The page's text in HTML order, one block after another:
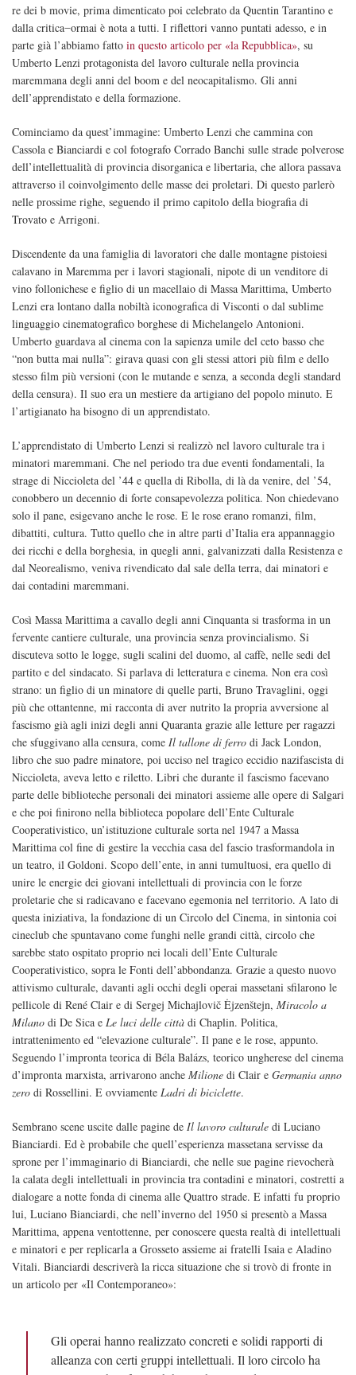
re dei b movie, prima dimenticato poi celebrato da Quentin Tarantino e
dalla critica ̶ ormai è nota a tutti. I riflettori vanno puntati adesso, e in
parte già l’abbiamo fatto in questo articolo per «la Repubblica», su
Umberto Lenzi protagonista del lavoro culturale nella provincia
maremmana degli anni del boom e del neocapitalismo. Gli anni
dell’apprendistato e della formazione.
Cominciamo da quest’immagine: Umberto Lenzi che cammina con
Cassola e Bianciardi e col fotografo Corrado Banchi sulle strade polverose
dell’intellettualità di provincia disorganica e libertaria, che allora passava
attraverso il coinvolgimento delle masse dei proletari. Di questo parlerò
nelle prossime righe, seguendo il primo capitolo della biografia di
Trovato e Arrigoni.
Discendente da una famiglia di lavoratori che dalle montagne pistoiesi
calavano in Maremma per i lavori stagionali, nipote di un venditore di
vino follonichese e figlio di un macellaio di Massa Marittima, Umberto
Lenzi era lontano dalla nobiltà iconografica di Visconti o dal sublime
linguaggio cinematografico borghese di Michelangelo Antonioni.
Umberto guardava al cinema con la sapienza umile del ceto basso che
“non butta mai nulla”: girava quasi con gli stessi attori più film e dello
stesso film più versioni (con le mutande e senza, a seconda degli standard
della censura). Il suo era un mestiere da artigiano del popolo minuto. E
l’artigianato ha bisogno di un apprendistato.
L’apprendistato di Umberto Lenzi si realizzò nel lavoro culturale tra i
minatori maremmani. Che nel periodo tra due eventi fondamentali, la
strage di Niccioleta del ’44 e quella di Ribolla, di là da venire, del ’54,
conobbero un decennio di forte consapevolezza politica. Non chiedevano
solo il pane, esigevano anche le rose. E le rose erano romanzi, film,
dibattiti, cultura. Tutto quello che in altre parti d’Italia era appannaggio
dei ricchi e della borghesia, in quegli anni, galvanizzati dalla Resistenza e
dal Neorealismo, veniva rivendicato dal sale della terra, dai minatori e
dai contadini maremmani.
Così Massa Marittima a cavallo degli anni Cinquanta si trasforma in un
fervente cantiere culturale, una provincia senza provincialismo. Si
discuteva sotto le logge, sugli scalini del duomo, al caffè, nelle sedi del
partito e del sindacato. Si parlava di letteratura e cinema. Non era così
strano: un figlio di un minatore di quelle parti, Bruno Travaglini, oggi
più che ottantenne, mi racconta di aver nutrito la propria avversione al
fascismo già agli inizi degli anni Quaranta grazie alle letture per ragazzi
che sfuggivano alla censura, come Il tallone di ferro di Jack London,
libro che suo padre minatore, poi ucciso nel tragico eccidio nazifascista di
Niccioleta, aveva letto e riletto. Libri che durante il fascismo facevano
parte delle biblioteche personali dei minatori assieme alle opere di Salgari
e che poi finirono nella biblioteca popolare dell’Ente Culturale
Cooperativistico, un’istituzione culturale sorta nel 1947 a Massa
Marittima col fine di gestire la vecchia casa del fascio trasformandola in
un teatro, il Goldoni. Scopo dell’ente, in anni tumultuosi, era quello di
unire le energie dei giovani intellettuali di provincia con le forze
proletarie che si radicavano e facevano egemonia nel territorio. A lato di
questa iniziativa, la fondazione di un Circolo del Cinema, in sintonia coi
cineclub che spuntavano come funghi nelle grandi città, circolo che
sarebbe stato ospitato proprio nei locali dell’Ente Culturale
Cooperativistico, sopra le Fonti dell’abbondanza. Grazie a questo nuovo
attivismo culturale, davanti agli occhi degli operai massetani sfilarono le
pellicole di René Clair e di Sergej Michajlovič Ėjzenštejn, Miracolo a
Milano di De Sica e Le luci delle città di Chaplin. Politica,
intrattenimento ed “elevazione culturale”. Il pane e le rose, appunto.
Seguendo l’impronta teorica di Béla Balázs, teorico ungherese del cinema
d’impronta marxista, arrivarono anche Milione di Clair e Germania anno
zero di Rossellini. E ovviamente Ladri di biciclette.
Sembrano scene uscite dalle pagine de Il lavoro culturale di Luciano
Bianciardi. Ed è probabile che quell’esperienza massetana servisse da
sprone per l’immaginario di Bianciardi, che nelle sue pagine rievocherà
la calata degli intellettuali in provincia tra contadini e minatori, costretti a
dialogare a notte fonda di cinema alle Quattro strade. E infatti fu proprio
lui, Luciano Bianciardi, che nell’inverno del 1950 si presentò a Massa
Marittima, appena ventottenne, per conoscere questa realtà di intellettuali
e minatori e per replicarla a Grosseto assieme ai fratelli Isaia e Aladino
Vitali. Bianciardi descriverà la ricca situazione che si trovò di fronte in
un articolo per «Il Contemporaneo»:
Gli operai hanno realizzato concreti e solidi rapporti di
alleanza con certi gruppi intellettuali. Il loro circolo ha